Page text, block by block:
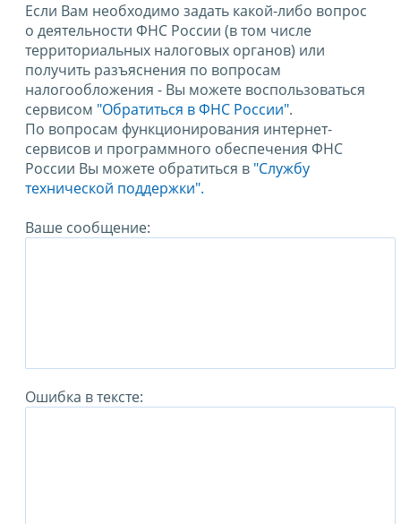
Если Вам необходимо задать какой-либо вопрос
о деятельности ФНС России (в том числе
территориальных налоговых органов) или
получить разъяснения по вопросам
налогообложения - Вы можете воспользоваться
сервисом "Обратиться в ФНС России".
По вопросам функционирования интернет-
сервисов и программного обеспечения ФНС
России Вы можете обратиться в "Службу
технической поддержки".
Ваше сообщение:
Ошибка в тексте: